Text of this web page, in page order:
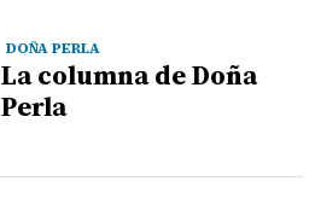
DOÑA PERLA
La columna de Doña
Perla